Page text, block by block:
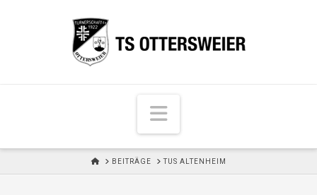
N
a
v
i
H
BEITRÄGE TUS ALTENHEIM